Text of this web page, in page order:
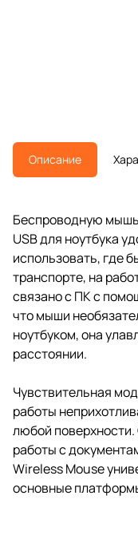
Описание
Беспроводную
USB для ноутбука
использовать, где
транспорте, на
связано с ПК с
что мыши
ноутбуком, она
расстоянии.
Чувствительная
работы
любой
работы с
Wireless Mouse
основные